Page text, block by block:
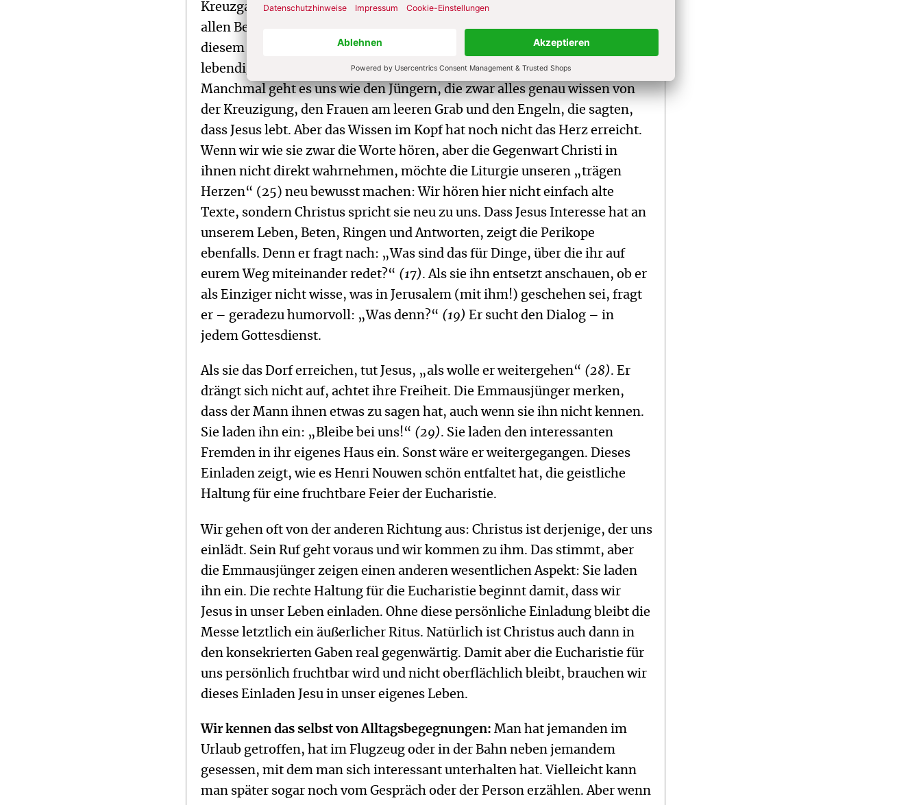
Kreuzgang, um den Mönchen, die sich dort vor dem Gebet sammeln, und
allen Betrachtern zu zeigen: Im Wortgottesdienst nehmen wir teil an
diesem Gespräch. Denn wir hören in den Lesungen das „Wort des
lebendigen Gottes“, und Christus spricht zu uns im Evangelium.
Manchmal geht es uns wie den Jüngern, die zwar alles genau wissen von
der Kreuzigung, den Frauen am leeren Grab und den Engeln, die sagten,
dass Jesus lebt. Aber das Wissen im Kopf hat noch nicht das Herz erreicht.
Wenn wir wie sie zwar die Worte hören, aber die Gegenwart Christi in
ihnen nicht direkt wahrnehmen, möchte die Liturgie unseren „trägen
Herzen“ (25) neu bewusst machen: Wir hören hier nicht einfach alte
Texte, sondern Christus spricht sie neu zu uns. Dass Jesus Interesse hat an
unserem Leben, Beten, Ringen und Antworten, zeigt die Perikope
ebenfalls. Denn er fragt nach: „Was sind das für Dinge, über die ihr auf
eurem Weg miteinander redet?“ (17). Als sie ihn entsetzt anschauen, ob er
als Einziger nicht wisse, was in Jerusalem (mit ihm!) geschehen sei, fragt
er – geradezu humorvoll: „Was denn?“ (19) Er sucht den Dialog – in
jedem Gottesdienst.
Als sie das Dorf erreichen, tut Jesus, „als wolle er weitergehen“ (28). Er
drängt sich nicht auf, achtet ihre Freiheit. Die Emmausjünger merken,
dass der Mann ihnen etwas zu sagen hat, auch wenn sie ihn nicht kennen.
Sie laden ihn ein: „Bleibe bei uns!“ (29). Sie laden den interessanten
Fremden in ihr eigenes Haus ein. Sonst wäre er weitergegangen. Dieses
Einladen zeigt, wie es Henri Nouwen schön entfaltet hat, die geistliche
Haltung für eine fruchtbare Feier der Eucharistie.
Wir gehen oft von der anderen Richtung aus: Christus ist derjenige, der uns
einlädt. Sein Ruf geht voraus und wir kommen zu ihm. Das stimmt, aber
die Emmausjünger zeigen einen anderen wesentlichen Aspekt: Sie laden
ihn ein. Die rechte Haltung für die Eucharistie beginnt damit, dass wir
Jesus in unser Leben einladen. Ohne diese persönliche Einladung bleibt die
Messe letztlich ein äußerlicher Ritus. Natürlich ist Christus auch dann in
den konsekrierten Gaben real gegenwärtig. Damit aber die Eucharistie für
uns persönlich fruchtbar wird und nicht oberflächlich bleibt, brauchen wir
dieses Einladen Jesu in unser eigenes Leben.
Wir kennen das selbst von Alltagsbegegnungen:Man hat jemanden im
Urlaub getroffen, hat im Flugzeug oder in der Bahn neben jemandem
gesessen, mit dem man sich interessant unterhalten hat. Vielleicht kann
man später sogar noch vom Gespräch oder der Person erzählen. Aber wenn